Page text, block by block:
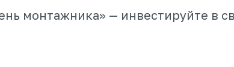
монтажника» — инвестируйте в